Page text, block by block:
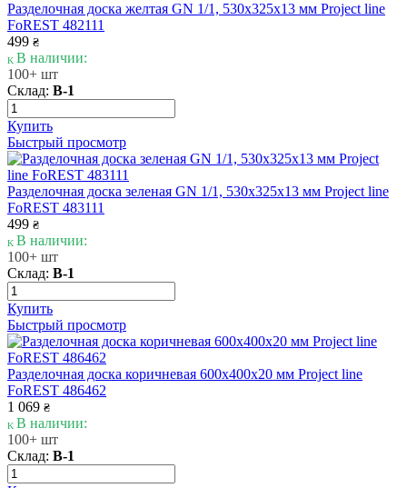
Разделочная доска желтая GN 1/1, 530х325х13 мм Project line
FoREST 482111
499 ₴
В наличии:
100+ шт
Склад: В-1
Купить
Быстрый просмотр
Разделочная доска зеленая GN 1/1, 530х325х13 мм Project line
FoREST 483111
499 ₴
В наличии:
100+ шт
Склад: В-1
Купить
Быстрый просмотр
Разделочная доска коричневая 600х400х20 мм Project line
FoREST 486462
1 069 ₴
В наличии:
100+ шт
Склад: В-1